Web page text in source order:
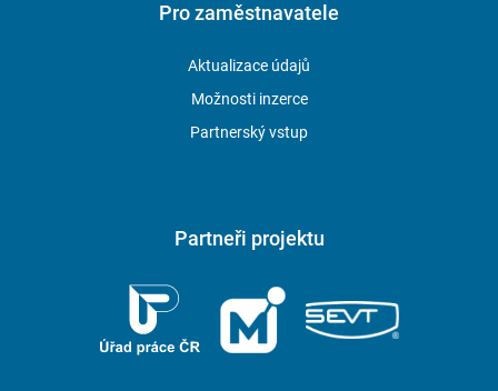
Pro zaměstnavatele
Aktualizace údajů
Možnosti inzerce
Partnerský vstup
Partneři projektu